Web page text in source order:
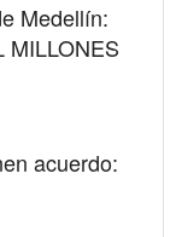
Medellín:
MILLONES
acuerdo: